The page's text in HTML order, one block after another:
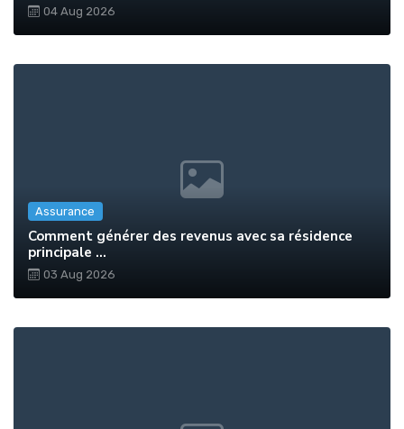
04 Aug 2026
Assurance
Comment générer des revenus avec sa résidence
principale ...
03 Aug 2026